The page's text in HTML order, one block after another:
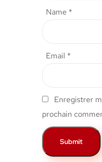
Name *
Email *
Enregistrer
prochain